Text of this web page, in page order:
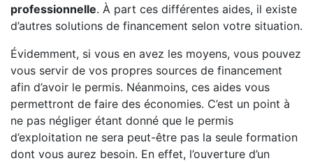
professionnelle. À part ces différentes aides, il existe
d’autres solutions de financement selon votre situation.
Évidemment, si vous en avez les moyens, vous pouvez
vous servir de vos propres sources de financement
afin d’avoir le permis. Néanmoins, ces aides vous
permettront de faire des économies. C’est un point à
ne pas négliger étant donné que le permis
d’exploitation ne sera peut-être pas la seule formation
dont vous aurez besoin. En effet, l’ouverture d’un